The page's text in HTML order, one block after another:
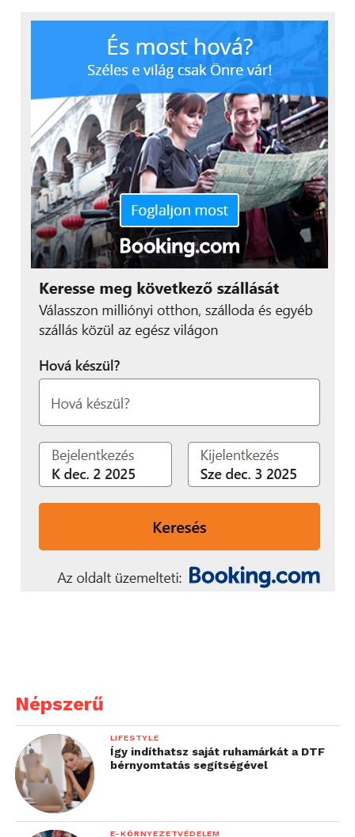
„A nagy hatalom nagy felelősséggel jár”– az adott
erőforrások felelősségteljes használatát pedig
sokszor tanulni kell. Az internet által biztosított
szabadság és lehetőségek azonban hátrányokkal is
járnak. Ezek a kockázatok és hátrányok viszont a
megfelelő kontrollokkal és korlátozásokkal
mérsékelhetők.
Az okostelefon védelme a biztonsági
problémák ellen
Bár a kontrollok megléte és a megfelelő viselkedés
mind helyes intézkedés, a hatékony biztonsági
szoftver és a szülői felügyeleti alkalmazás
telepítésének jelentőségét sem szabad alábecsülni. A
Kaspersky Safe Kids szoftveréhez hasonló sokoldalú
okostelefonon és számítógépen folytatott
tevékenységeinek szabályozását segíti, hanem a
különféle biztonsági kockázatok és
kiberfenyegetések ellen is védelmet biztosít.
A gyermek biztonságban tartása a
való világban
valóságtól, és ne az online térben töltse az összes
idejét. És amikor a gyerek az otthon falain kívül
tartózkodik, akkor is figyelemmel kísérhetjük a
hollétét egy szülői felügyeleti megoldás,
olyan funkciók, mint a biztonságos tartózkodási
zóna meghatározása és az értesítések, valamint a
készülék alacsony töltöttségi szintje esetén küldött
riasztás.
A Google gyermekfiók beállításával kapcsolatban a
https://www.kaspersky.com/blog/google-account-
for-your-kid/37230/webhelyen található bővebb
Népszerű
LIFESTYLE
Így indíthatsz saját ruhamárkát a DTF
bérnyomtatás segítségével
E-KÖRNYEZETVÉDELEM